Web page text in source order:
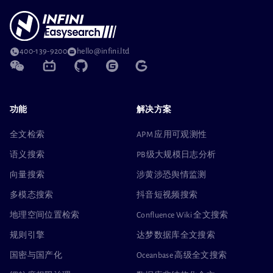
400-139-9200 hello@infini.ltd
功能
全文检索
语义搜索
向量搜索
多模态搜索
地理空间位置检索
规则引擎
国密与国产化
解决方案
APM 应用可观测性
PB级大规模日志分析
涉黄涉恐舆情监测
抖音短视频搜索
Confluence Wiki 全文搜索
达梦数据库全文搜索
Oceanbase 高级全文搜索